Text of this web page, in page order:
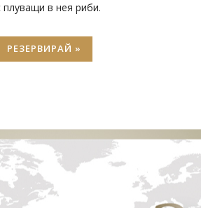
плуващи в нея риби.
РЕЗЕРВИРАЙ »